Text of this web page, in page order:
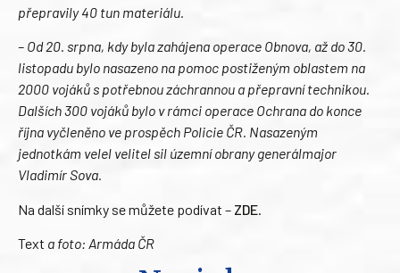
přepravily 40 tun materiálu.
– Od 20. srpna, kdy byla zahájena operace Obnova, až do 30.
listopadu bylo nasazeno na pomoc postiženým oblastem na
2000 vojáků s potřebnou záchrannou a přepravní technikou.
Dalších 300 vojáků bylo v rámci operace Ochrana do konce
října vyčleněno ve prospěch Policie ČR. Nasazeným
jednotkám velel velitel sil územní obrany generálmajor
Vladimír Sova.
Na další snímky se můžete podívat – ZDE
Text a foto: Armáda ČR